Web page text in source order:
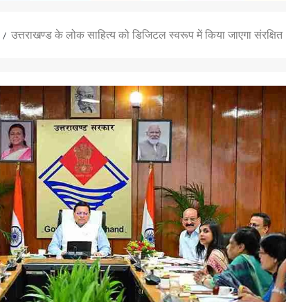
उत्तराखण्ड के लोक साहित्य को डिजिटल स्वरूप में किया जाएगा